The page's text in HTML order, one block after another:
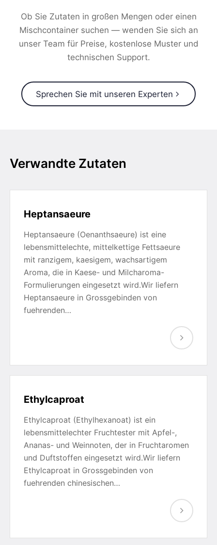
Ob Sie Zutaten in großen Mengen oder einen
Mischcontainer suchen — wenden Sie sich an
unser Team für Preise, kostenlose Muster und
technischen Support.
Sprechen Sie mit unseren Experten
Verwandte Zutaten
Heptansaeure
Heptansaeure (Oenanthsaeure) ist eine
lebensmittelechte, mittelkettige Fettsaeure
mit ranzigem, kaesigem, wachsartigem
Aroma, die in Kaese- und Milcharoma-
Formulierungen eingesetzt wird.Wir liefern
Heptansaeure in Grossgebinden von
fuehrenden…
Ethylcaproat
Ethylcaproat (Ethylhexanoat) ist ein
lebensmittelechter Fruchtester mit Apfel-,
Ananas- und Weinnoten, der in Fruchtaromen
und Duftstoffen eingesetzt wird.Wir liefern
Ethylcaproat in Grossgebinden von
fuehrenden chinesischen…